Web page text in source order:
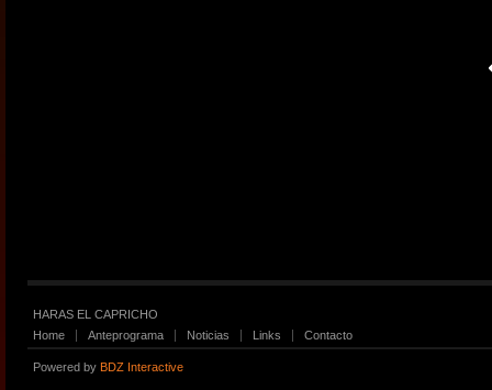
HARAS EL CAPRICHO
Home
Anteprograma Noticias Links Contacto
Powered by BDZ Interactive